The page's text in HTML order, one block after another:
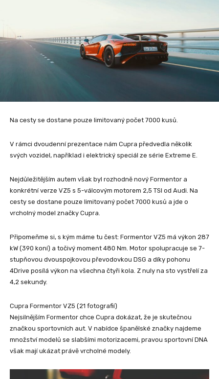
Na cesty se dostane pouze limitovaný počet 7000 kusů.
V rámci dvoudenní prezentace nám Cupra předvedla několik
svých vozidel, například i elektrický speciál ze série Extreme E.
Nejdůležitějším autem však byl rozhodně nový Formentor a
konkrétní verze VZ5 s 5-válcovým motorem 2,5 TSI od Audi. Na
cesty se dostane pouze limitovaný počet 7000 kusů a jde o
vrcholný model značky Cupra.
Připomeňme si, s kým máme tu čest: Formentor VZ5 má výkon 287
kW (390 koní) a točivý moment 480 Nm. Motor spolupracuje se 7-
stupňovou dvouspojkovou převodovkou DSG a díky pohonu
4Drive posílá výkon na všechna čtyři kola. Z nuly na sto vystřelí za
4,2 sekundy.
Cupra Formentor VZ5 (21 fotografií)
Nejsilnějším Formentor chce Cupra dokázat, že je skutečnou
značkou sportovních aut. V nabídce španělské značky najdeme
množství modelů se slabšími motorizacemi, pravou sportovní DNA
však mají ukázat právě vrcholné modely.